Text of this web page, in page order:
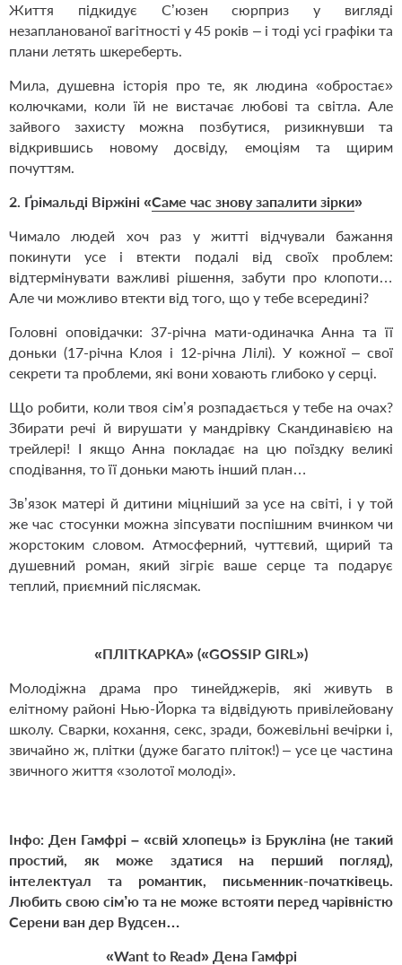
Життя підкидує С’юзен сюрприз у вигляді
незапланованої вагітності у 45 років – і тоді усі графіки та
плани летять шкереберть.
Мила, душевна історія про те, як людина «обростає»
колючками, коли їй не вистачає любові та світла. Але
зайвого захисту можна позбутися, ризикнувши та
відкрившись новому досвіду, емоціям та щирим
почуттям.
2. Ґрімальді Віржіні «Саме час знову запалити зірки»
Чимало людей хоч раз у житті відчували бажання
покинути усе і втекти подалі від своїх проблем:
відтермінувати важливі рішення, забути про клопоти…
Але чи можливо втекти від того, що у тебе всередині?
Головні оповідачки: 37-річна мати-одиначка Анна та її
доньки (17-річна Клоя і 12-річна Лілі). У кожної – свої
секрети та проблеми, які вони ховають глибоко у серці.
Що робити, коли твоя сім’я розпадається у тебе на очах?
Збирати речі й вирушати у мандрівку Скандинавією на
трейлері! І якщо Анна покладає на цю поїздку великі
сподівання, то її доньки мають інший план…
Зв’язок матері й дитини міцніший за усе на світі, і у той
же час стосунки можна зіпсувати поспішним вчинком чи
жорстоким словом. Атмосферний, чуттєвий, щирий та
душевний роман, який зігріє ваше серце та подарує
теплий, приємний післясмак.
«ПЛІТКАРКА» («GOSSIP GIRL »)
Молодіжна драма про тинейджерів, які живуть в
елітному районі Нью-Йорка та відвідують привілейовану
школу. Сварки, кохання, секс, зради, божевільні вечірки і,
звичайно ж, плітки (дуже багато пліток!) – усе це частина
звичного життя «золотої молоді».
Інфо: Ден Гамфрі – «свій хлопець» із Брукліна (не такий
простий, як може здатися на перший погляд),
інтелектуал та романтик, письменник-початківець.
Любить свою сім’ю та не може встояти перед чарівністю
Серени ван дер Вудсен…
«Want to Read» Дена Гамфрі